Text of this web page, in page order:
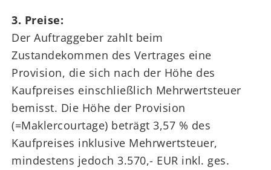
3. Preise:
Der Auftraggeber zahlt beim
Zustandekommen des Vertrages eine
Provision, die sich nach der Höhe des
Kaufpreises einschließlich Mehrwertsteuer
bemisst. Die Höhe der Provision
(=Maklercourtage) beträgt 3,57 % des
Kaufpreises inklusive Mehrwertsteuer,
mindestens jedoch 3.570,- EUR inkl. ges.